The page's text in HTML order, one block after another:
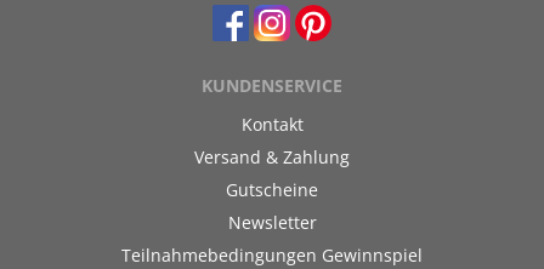
KUNDENSERVICE
Kontakt
Versand & Zahlung
Gutscheine
Newsletter
Teilnahmebedingungen Gewinnspiel